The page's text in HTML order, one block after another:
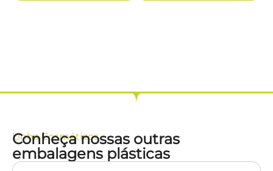
LinhaCosméticos
Conheça nossas outras
embalagens plásticas